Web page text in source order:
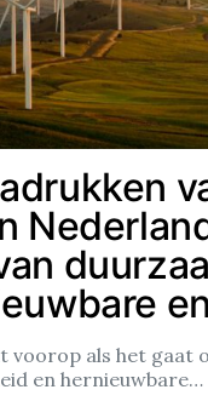
voorop als het gaat
en hernieuwbare…